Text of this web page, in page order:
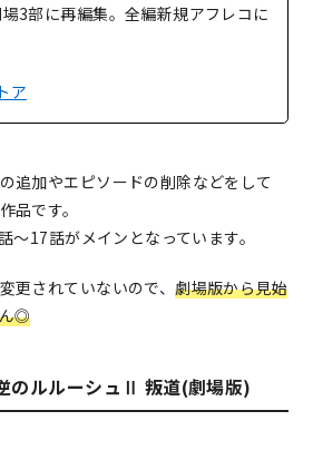
3部に再編集。全編新規アフレコに
ア
追加やエピソードの削除などをして
品です。
〜17話がメインとなっています。
更されていないので、劇場版から見始
ん◎
のルルーシュⅡ 叛道(劇場版)